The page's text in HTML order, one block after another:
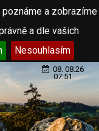
a zobrazíme
a dle vašich
Nesouhlasím
08. 08.26
07:51